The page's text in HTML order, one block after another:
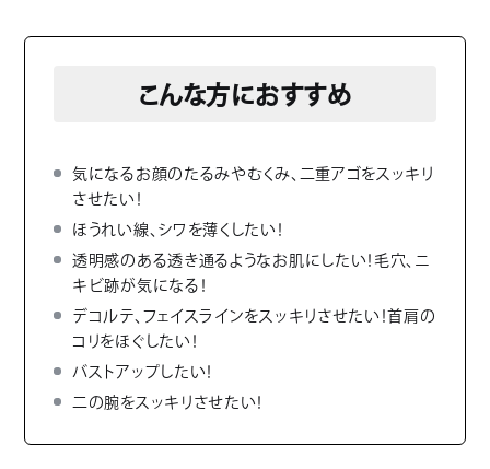
こんな方におすすめ
気になるお顔のたるみやむくみ、二重アゴをスッキリ
させたい！
ほうれい線、シワを薄くしたい！
透明感のある透き通るようなお肌にしたい！毛穴、ニ
キビ跡が気になる！
デコルテ、フェイスラインをスッキリさせたい！首肩の
コリをほぐしたい！
バストアップしたい！
二の腕をスッキリさせたい！